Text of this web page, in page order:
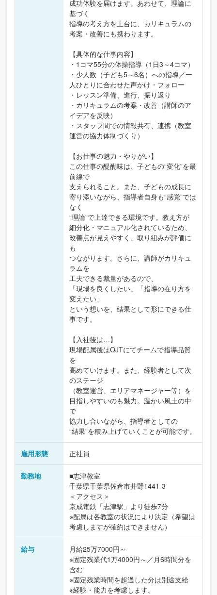
成功体験を届けます。あわせて、理論に
基づく
指導の考え方を土台に、カリキュラムの
考案・改善にも携わります。
【具体的な仕事内容】
・1コマ55分の体操指導（1日3～4コマ）
・少人数（子ども5～6名）への指導／一
人ひとりに合わせた声かけ・フォロー
・レッスン準備、進行、振り返り
・カリキュラムの考案・改善（講師のア
イデアを反映）
・スタッフ間での情報共有、連携（教室
運営の協力体制づくり）
【お仕事の魅力・やりがい】
この仕事の醍醐味は、子どもの“変化”を最
前線で
支えられること。また、子どもの成長に
寄り添いながら、指導者自身も“感覚”では
なく
“理論”で上達できる環境です。教え方が
細分化・マニュアル化されているため、
改善点が見えやすく、取り組みが評価に
も
つながります。さらに、講師がカリキュ
ラムを
工夫できる裁量があるので、
「現場を良くしたい」「指導の在り方を
変えたい」
という想いを、結果として形にできる仕
事です。
【入社後は…】
現場配属後はOJTにてチームで指導品質
を
高めていけます。また、経験者として次
のステージ
（教室運営、エリアマネージャー等）を
目指しやすいのも魅力。温かい風土の中
で
協力し合いながら、指導者としての
“結果”を積み上げていくことが可能です。
雇用形態 正社員
勤務地
■志津教室
千葉県千葉県佐倉市井野1441-3
＜アクセス＞
京成電鉄「志津駅」より徒歩7分
※配属は各教室の状況により決定（希望は
考慮しますが確約はできません）
給与
月給25万7000円～
※固定残業代1万4000円～／月6時間分を
含む
※固定残業時間を超過した分は別途支給
※経験・能力を考慮します。